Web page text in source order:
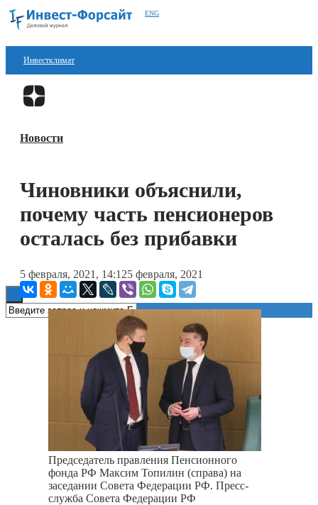
ENG
Инвестклимат
Финансы
Блокчейн
Новости
Чиновники объяснили,
почему часть пенсионеров
осталась без прибавки
5 февраля, 2021, 14:125 февраля, 2021
Председатель правления Пенсионного
фонда РФ Максим Топилин (справа) на
заседании Совета Федерации РФ. Пресс-
служба Совета Федерации РФ